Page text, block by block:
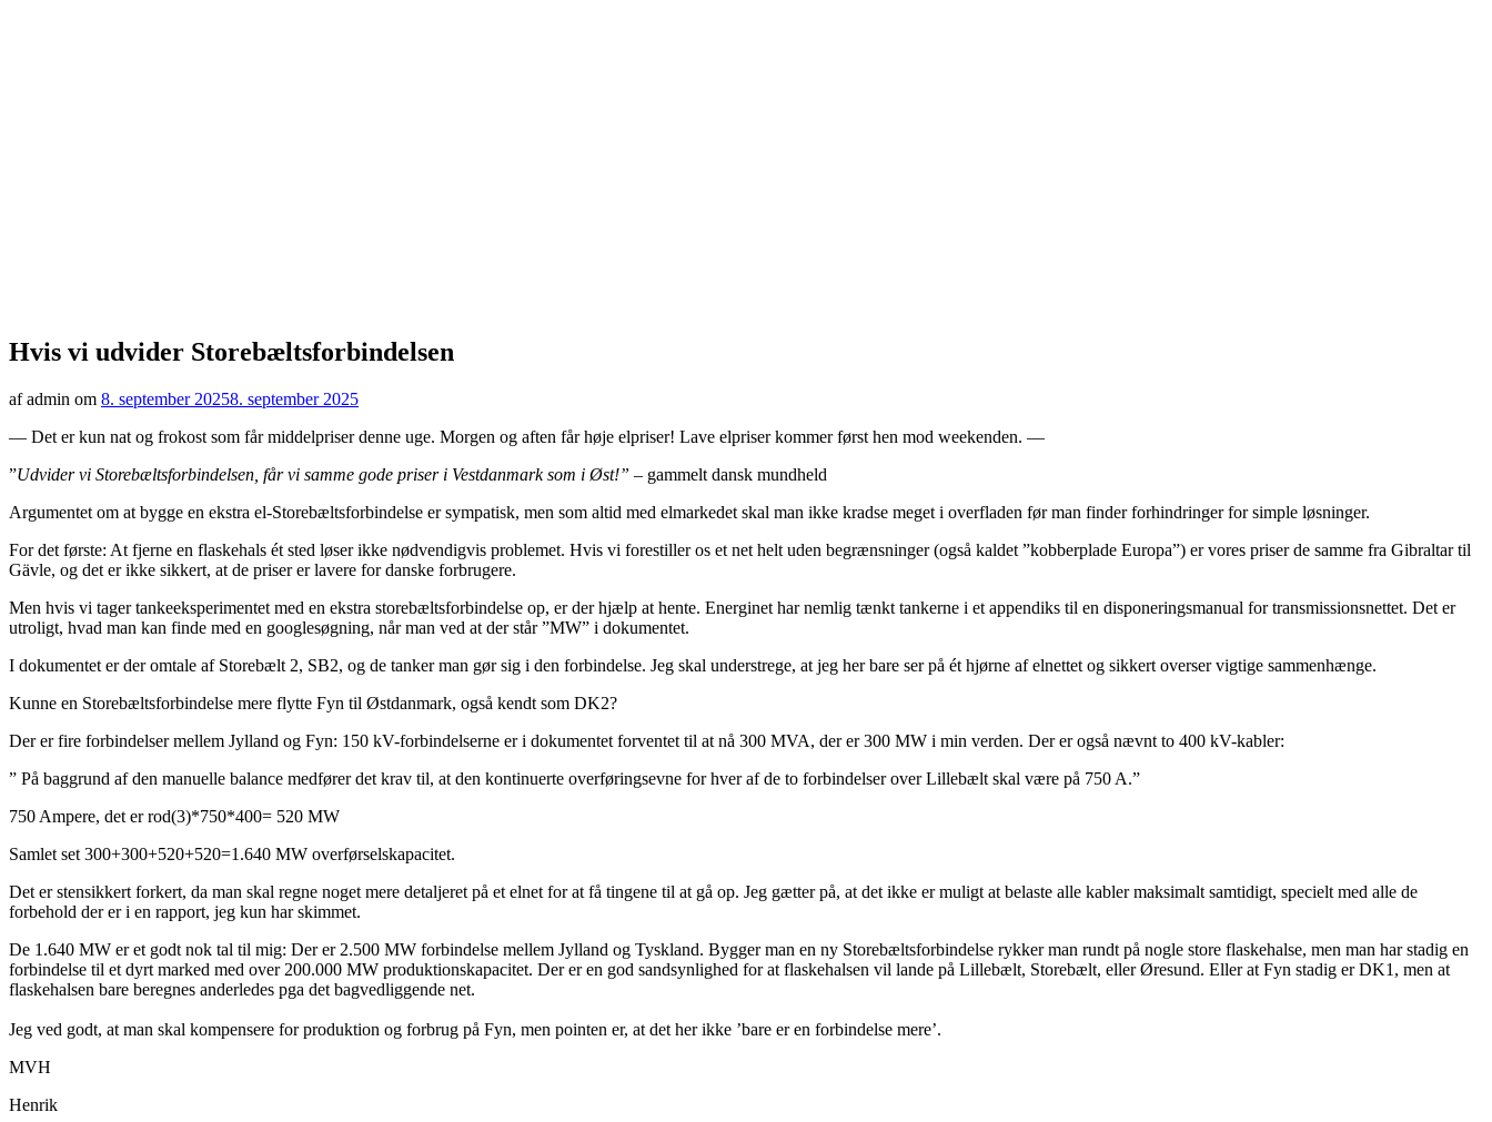
Hvis vi udvider Storebæltsforbindelsen
af admin om 8. september 20258. september 2025
— Det er kun nat og frokost som får middelpriser denne uge. Morgen og aften får høje elpriser! Lave elpriser kommer først hen mod weekenden. —
”Udvider vi Storebæltsforbindelsen, får vi samme gode priser i Vestdanmark som i Øst!” – gammelt dansk mundheld
Argumentet om at bygge en ekstra el-Storebæltsforbindelse er sympatisk, men som altid med elmarkedet skal man ikke kradse meget i overfladen før man finder forhindringer for simple løsninger.
For det første: At fjerne en flaskehals ét sted løser ikke nødvendigvis problemet. Hvis vi forestiller os et net helt uden begrænsninger (også kaldet ”kobberplade Europa”) er vores priser de samme fra Gibraltar til
Gävle, og det er ikke sikkert, at de priser er lavere for danske forbrugere.
Men hvis vi tager tankeeksperimentet med en ekstra storebæltsforbindelse op, er der hjælp at hente. Energinet har nemlig tænkt tankerne i et appendiks til en disponeringsmanual for transmissionsnettet. Det er
utroligt, hvad man kan finde med en googlesøgning, når man ved at der står ”MW” i dokumentet.
I dokumentet er der omtale af Storebælt 2, SB2, og de tanker man gør sig i den forbindelse. Jeg skal understrege, at jeg her bare ser på ét hjørne af elnettet og sikkert overser vigtige sammenhænge.
Kunne en Storebæltsforbindelse mere flytte Fyn til Østdanmark, også kendt som DK2?
Der er fire forbindelser mellem Jylland og Fyn: 150 kV-forbindelserne er i dokumentet forventet til at nå 300 MVA, der er 300 MW i min verden. Der er også nævnt to 400 kV-kabler:
” På baggrund af den manuelle balance medfører det krav til, at den kontinuerte overføringsevne for hver af de to forbindelser over Lillebælt skal være på 750 A.”
750 Ampere, det er rod(3)*750*400= 520 MW
Samlet set 300+300+520+520=1.640 MW overførselskapacitet.
Det er stensikkert forkert, da man skal regne noget mere detaljeret på et elnet for at få tingene til at gå op. Jeg gætter på, at det ikke er muligt at belaste alle kabler maksimalt samtidigt, specielt med alle de
forbehold der er i en rapport, jeg kun har skimmet.
De 1.640 MW er et godt nok tal til mig: Der er 2.500 MW forbindelse mellem Jylland og Tyskland. Bygger man en ny Storebæltsforbindelse rykker man rundt på nogle store flaskehalse, men man har stadig en
forbindelse til et dyrt marked med over 200.000 MW produktionskapacitet. Der er en god sandsynlighed for at flaskehalsen vil lande på Lillebælt, Storebælt, eller Øresund. Eller at Fyn stadig er DK1, men at
flaskehalsen bare beregnes anderledes pga det bagvedliggende net.
Jeg ved godt, at man skal kompensere for produktion og forbrug på Fyn, men pointen er, at det her ikke ’bare er en forbindelse mere’.
MVH
Henrik